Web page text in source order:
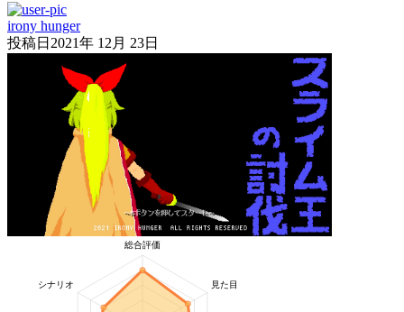
irony hunger
投稿日 2021年 12月 23日